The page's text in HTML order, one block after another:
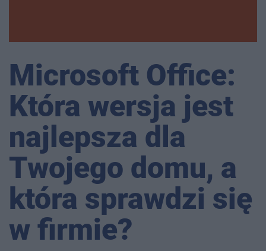
Microsoft Office:
Która wersja jest
najlepsza dla
Twojego domu, a
która sprawdzi się
w firmie?